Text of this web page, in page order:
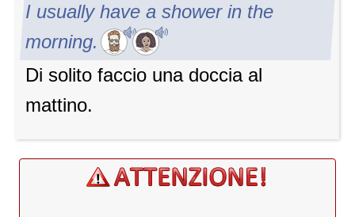
I usually have a shower in the
morning.
Di solito faccio una doccia al
mattino.